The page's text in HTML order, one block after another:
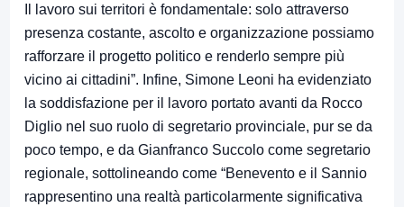
Il lavoro sui territori è fondamentale: solo attraverso
presenza costante, ascolto e organizzazione possiamo
rafforzare il progetto politico e renderlo sempre più
vicino ai cittadini”. Infine, Simone Leoni ha evidenziato
la soddisfazione per il lavoro portato avanti da Rocco
Diglio nel suo ruolo di segretario provinciale, pur se da
poco tempo, e da Gianfranco Succolo come segretario
regionale, sottolineando come “Benevento e il Sannio
rappresentino una realtà particolarmente significativa